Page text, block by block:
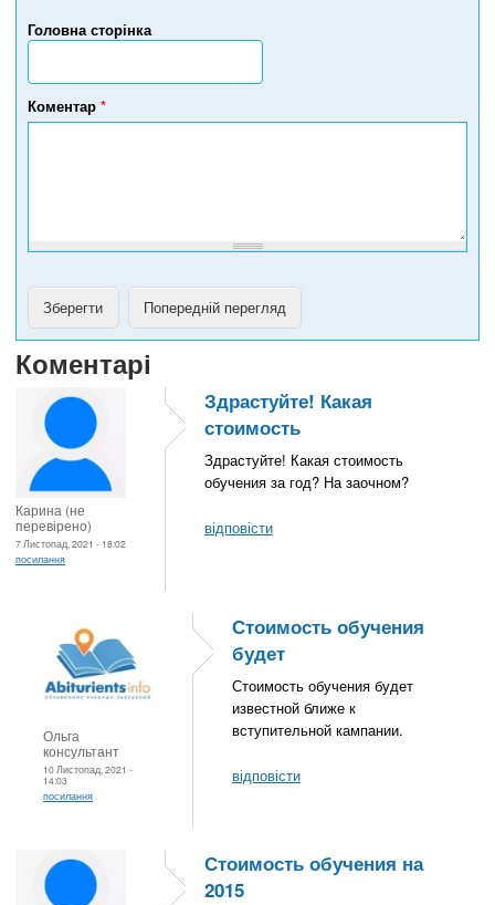
Головна сторінка
т
л
е
ф
Коментар *
Коментарі
Карина (не
перевірено)
7 Листопад, 2021 - 18:02
посилання
Здрастуйте! Какая
стоимость
Здрастуйте! Какая стоимость
обучения за год? На заочном?
відповісти
Ольга
консультант
10 Листопад, 2021 -
14:03
посилання
Стоимость обучения
будет
Стоимость обучения будет
известной ближе к
вступительной кампании.
відповісти
Стоимость обучения на
2015